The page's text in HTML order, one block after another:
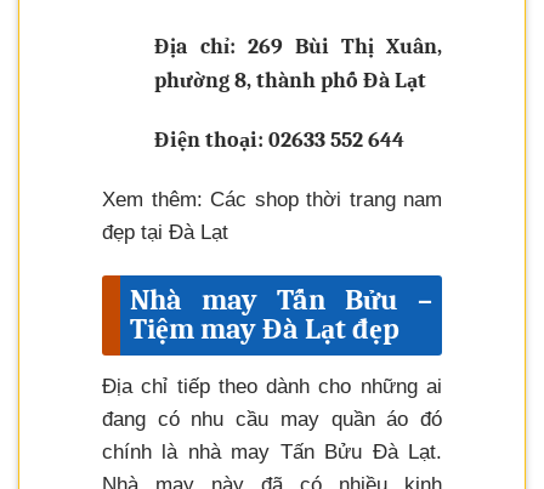
Địa chỉ: 269 Bùi Thị Xuân,
phường 8, thành phố Đà Lạt
Điện thoại: 02633 552 644
Xem thêm: Các shop thời trang nam
đẹp tại Đà Lạt
Nhà may Tấn Bửu –
Tiệm may Đà Lạt đẹp
Địa chỉ tiếp theo dành cho những ai
đang có nhu cầu may quần áo đó
chính là nhà may Tấn Bửu Đà Lạt.